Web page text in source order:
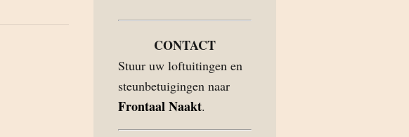
CONTACT
Stuur uw loftuitingen en
steunbetuigingen naar
Frontaal Naakt.